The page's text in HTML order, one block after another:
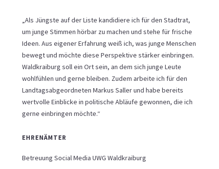
„Als Jüngste auf der Liste kandidiere ich für den Stadtrat,
um junge Stimmen hörbar zu machen und stehe für frische
Ideen. Aus eigener Erfahrung weiß ich, was junge Menschen
bewegt und möchte diese Perspektive stärker einbringen.
Waldkraiburg soll ein Ort sein, an dem sich junge Leute
wohlfühlen und gerne bleiben. Zudem arbeite ich für den
Landtagsabgeordneten Markus Saller und habe bereits
wertvolle Einblicke in politische Abläufe gewonnen, die ich
gerne einbringen möchte.“
EHRENÄMTER
Betreuung Social Media UWG Waldkraiburg